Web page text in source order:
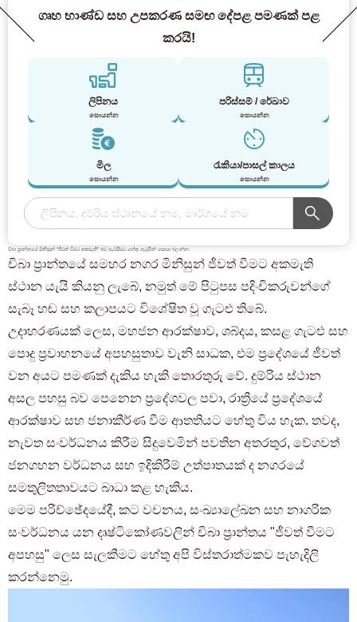
ගෘහ භාණ්ඩ සහ උපකරණ සමඟ දේපළ පමණක් පළ
කරයි!
ලිපිනය
සොයන්න
පරිස්සම් / රේඛාව
සොයන්න
මිල
සොයන්න
රැකියා/පාසල් කාලය
සොයන්න
චිබා ප්‍රාන්තයේ මිනිසුන් "ජීවත් වීමට අකමැති" බව පැවසීමට හේතු ගැඹුරින් සොයා බලන්න.
චිබා ප්‍රාන්තයේ සමහර නගර මිනිසුන් ජීවත් වීමට අකමැති
ස්ථාන යැයි කියනු ලැබේ, නමුත් මේ පිටුපස පදිංචිකරුවන්ගේ
සැබෑ හඬ සහ කලාපයට විශේෂිත වූ ගැටළු තිබේ.
උදාහරණයක් ලෙස, මහජන ආරක්ෂාව, ශබ්දය, කසළ ගැටළු සහ
පොදු ප්‍රවාහනයේ අපහසුතාව වැනි සාධක, එම ප්‍රදේශයේ ජීවත්
වන අයට පමණක් දැකිය හැකි තොරතුරු වේ. දුම්රිය ස්ථාන
අසල පහසු බව පෙනෙන ප්‍රදේශවල පවා, රාත්‍රියේ ප්‍රදේශයේ
ආරක්ෂාව සහ ජනාකීර්ණ වීම ආතතියට හේතු විය හැක. තවද,
නැවත සංවර්ධනය කිරීම සිදුවෙමින් පවතින අතරතුර, වේගවත්
ජනගහන වර්ධනය සහ ඉදිකිරීම් උත්පාතයක් ද නගරයේ
සමතුලිතතාවයට බාධා කළ හැකිය.
මෙම පරිච්ඡේදයේදී, කට වචනය, සංඛ්‍යාලේඛන සහ නාගරික
සංවර්ධනය යන දෘෂ්ටිකෝණවලින් චිබා ප්‍රාන්තය "ජීවත් වීමට
අපහසු" ලෙස සැලකීමට හේතු අපි විස්තරාත්මකව පැහැදිලි
කරන්නෙමු.